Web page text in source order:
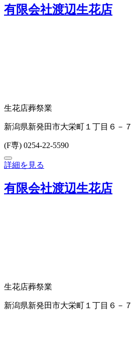
有限会社渡辺生花店
生花店葬祭業
新潟県新発田市大栄町１丁目６－７
(F専) 0254-22-5590
詳細を見る
有限会社渡辺生花店
生花店葬祭業
新潟県新発田市大栄町１丁目６－７